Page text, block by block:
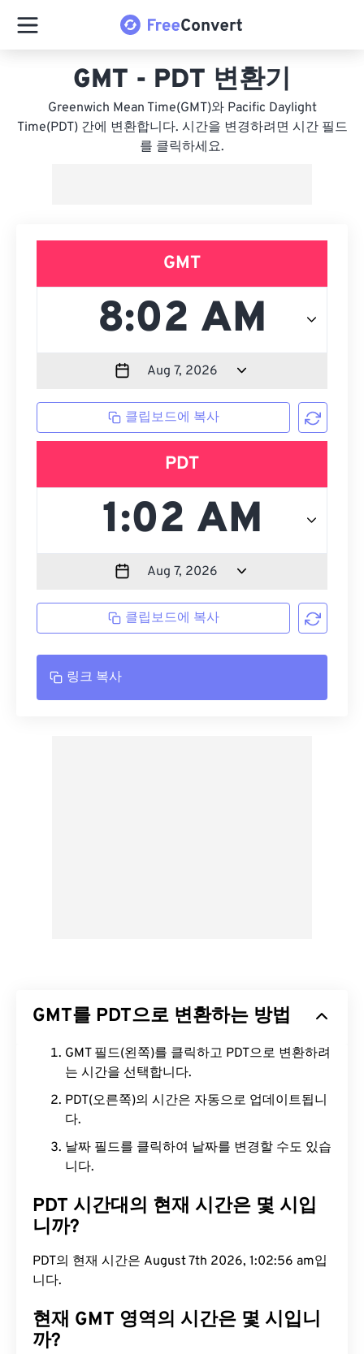
GMT - PDT 변환기
Greenwich Mean Time(GMT)와 Pacific Daylight
Time(PDT) 간에 변환합니다. 시간을 변경하려면 시간 필드
를 클릭하세요.
GMT
클립보드에 복사
PDT
클립보드에 복사
링크 복사
GMT를 PDT으로 변환하는 방법
GMT 필드(왼쪽)를 클릭하고 PDT으로 변환하려
는 시간을 선택합니다.
PDT(오른쪽)의 시간은 자동으로 업데이트됩니
다.
날짜 필드를 클릭하여 날짜를 변경할 수도 있습
니다.
PDT 시간대의 현재 시간은 몇 시입
니까?
PDT의 현재 시간은 August 7th 2026, 1:02:57 am입
니다.
현재 GMT 영역의 시간은 몇 시입니
까?